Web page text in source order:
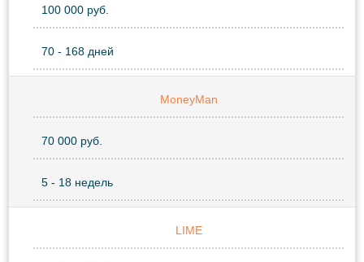
100 000 руб.
70 - 168 дней
MoneyMan
70 000 руб.
5 - 18 недель
LIME